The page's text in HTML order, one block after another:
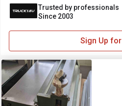
Trusted by professionals
Since 2003
Sign Up